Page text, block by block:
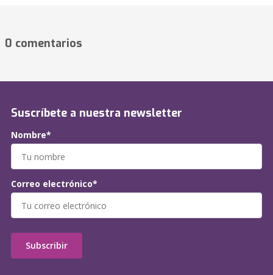
0 comentarios
Suscríbete a nuestra newsletter
Nombre*
Correo electrónico*
Subscribir